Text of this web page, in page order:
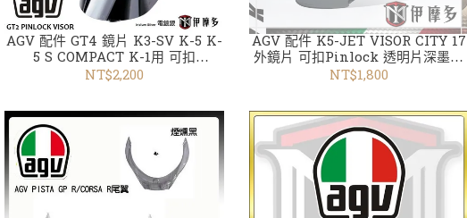
AGV 配件 GT4 鏡片 K3-SV K-5 K-
5 S COMPACT K-1用 可扣
PINLOCK版 外墨片 透明片 深墨片
NT$2,200
AGV 配件 K5-JET VISOR CITY 17
外鏡片 可扣Pinlock 透明片深墨片
另有電鍍片 配件
NT$1,800